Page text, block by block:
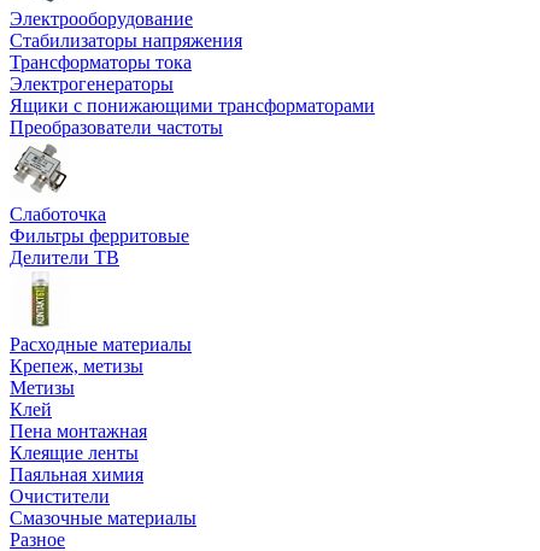
Электрооборудование
Стабилизаторы напряжения
Трансформаторы тока
Электрогенераторы
Ящики с понижающими трансформаторами
Преобразователи частоты
Слаботочка
Фильтры ферритовые
Делители ТВ
Расходные материалы
Крепеж, метизы
Метизы
Клей
Пена монтажная
Клеящие ленты
Паяльная химия
Очистители
Смазочные материалы
Разное